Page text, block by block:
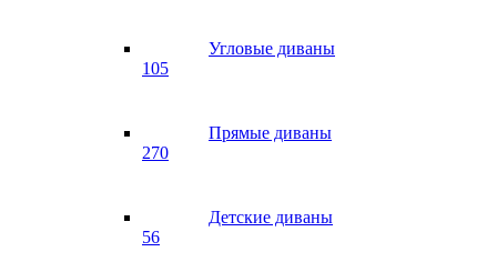
Угловые диваны
105
Прямые диваны
270
Детские диваны
56